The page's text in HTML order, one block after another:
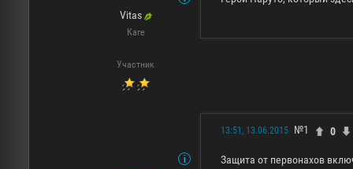
Vitas
Каге
Участник
13:51, 13.06.2015 №1 0
Защита от первонахов